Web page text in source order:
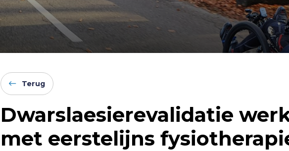
Terug
Dwarslaesierevalidatie
met eerstelijns